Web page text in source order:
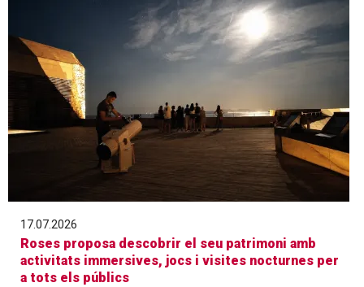
17.07.2026
Roses proposa descobrir el seu patrimoni amb
activitats immersives, jocs i visites nocturnes per
a tots els públics